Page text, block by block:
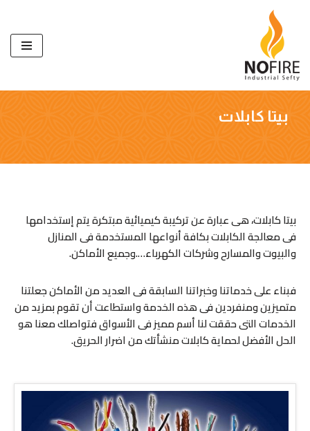
تخطى
المحتوى
بيتا كابلات
بيتا كابلات، هى عبارة عن تركيبة كيميائية مبتكرة يتم إستخدامها
فى معالجة الكابلات بكافة أنواعها المستخدمة فى المنازل
والبيوت والمسارح وشركات الكهرباء….وجميع الأماكن.
فبناء على خدماتنا وخبراتنا السابقة فى العديد من الأماكن جعلتنا
متميزين ومنفردين فى هذه الخدمة واستطاعت أن تقوم بمزيد من
الخدمات التى حققت لنا أسم مميز فى الأسواق فتواصلك معنا هو
الحل الأفضل لحماية كابلات منشأتك من اضرار الحريق.